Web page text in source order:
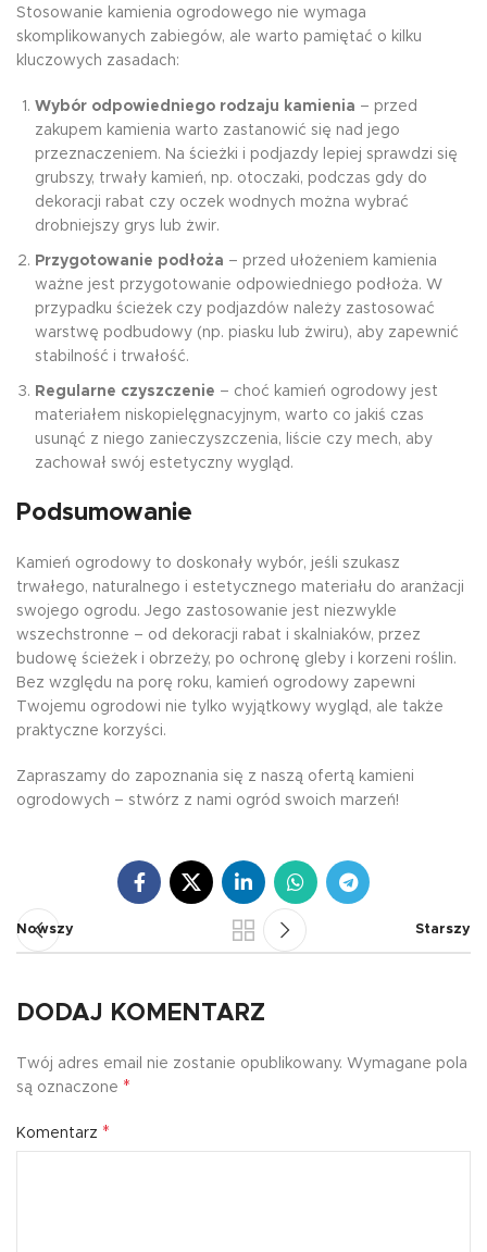
Stosowanie kamienia ogrodowego nie wymaga
skomplikowanych zabiegów, ale warto pamiętać o kilku
kluczowych zasadach:
Wybór odpowiedniego rodzaju kamienia – przed
zakupem kamienia warto zastanowić się nad jego
przeznaczeniem. Na ścieżki i podjazdy lepiej sprawdzi się
grubszy, trwały kamień, np. otoczaki, podczas gdy do
dekoracji rabat czy oczek wodnych można wybrać
drobniejszy grys lub żwir.
Przygotowanie podłoża – przed ułożeniem kamienia
ważne jest przygotowanie odpowiedniego podłoża. W
przypadku ścieżek czy podjazdów należy zastosować
warstwę podbudowy (np. piasku lub żwiru), aby zapewnić
stabilność i trwałość.
Regularne czyszczenie – choć kamień ogrodowy jest
materiałem niskopielęgnacyjnym, warto co jakiś czas
usunąć z niego zanieczyszczenia, liście czy mech, aby
zachował swój estetyczny wygląd.
Podsumowanie
Kamień ogrodowy to doskonały wybór, jeśli szukasz
trwałego, naturalnego i estetycznego materiału do aranżacji
swojego ogrodu. Jego zastosowanie jest niezwykle
wszechstronne – od dekoracji rabat i skalniaków, przez
budowę ścieżek i obrzeży, po ochronę gleby i korzeni roślin.
Bez względu na porę roku, kamień ogrodowy zapewni
Twojemu ogrodowi nie tylko wyjątkowy wygląd, ale także
praktyczne korzyści.
Zapraszamy do zapoznania się z naszą ofertą kamieni
ogrodowych – stwórz z nami ogród swoich marzeń!
Nowszy Starszy
DODAJ KOMENTARZ
Twój adres email nie zostanie opublikowany. Wymagane pola
są oznaczone *
Komentarz *